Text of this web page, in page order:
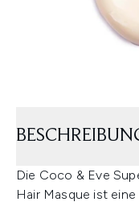
Die Coco & Eve
Hair Masque ist